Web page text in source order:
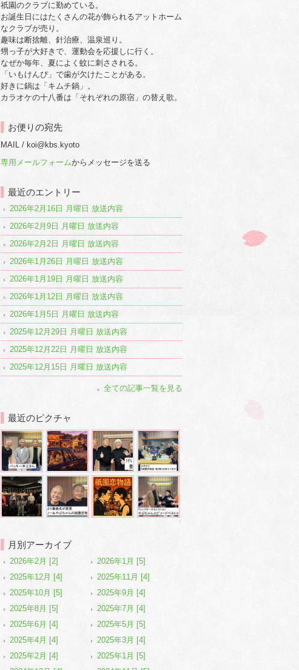
祇園のクラブに勤めている。
お誕生日にはたくさんの花が飾られるアットホーム
なクラブが売り。
趣味は断捨離、針治療、温泉巡り。
甥っ子が大好きで、運動会を応援しに行く。
なぜか毎年、夏によく蚊に刺さされる。
「いもけんぴ」で歯が欠けたことがある。
好きに鍋は「キムチ鍋」。
カラオケの十八番は「それぞれの原宿」の替え歌。
お便りの宛先
MAIL / koi@kbs.kyoto
専用メールフォームからメッセージを送る
最近のエントリー
2026年2月16日 月曜日 放送内容
2026年2月9日 月曜日 放送内容
2026年2月2日 月曜日 放送内容
2026年1月26日 月曜日 放送内容
2026年1月19日 月曜日 放送内容
2026年1月12日 月曜日 放送内容
2026年1月5日 月曜日 放送内容
2025年12月29日 月曜日 放送内容
2025年12月22日 月曜日 放送内容
2025年12月15日 月曜日 放送内容
全ての記事一覧を見る
最近のピクチャ
月別アーカイブ
2026年2月 [2]
2026年1月 [5]
2025年12月 [4]
2025年11月 [4]
2025年10月 [5]
2025年9月 [4]
2025年8月 [5]
2025年7月 [4]
2025年6月 [4]
2025年5月 [5]
2025年4月 [4]
2025年3月 [4]
2025年2月 [4]
2025年1月 [5]